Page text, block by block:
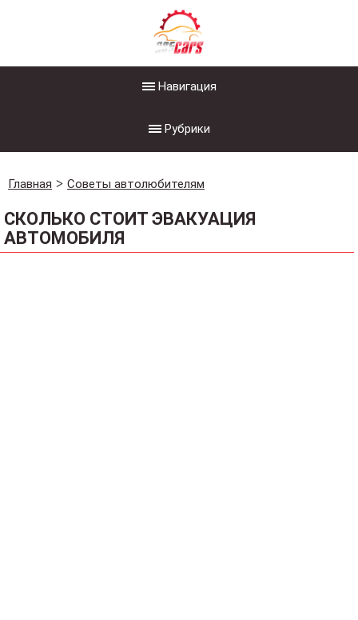
Навигация
Рубрики
Главная Советы автолюбителям
СКОЛЬКО СТОИТ ЭВАКУАЦИЯ
АВТОМОБИЛЯ